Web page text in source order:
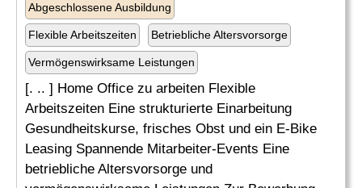
Abgeschlossene Ausbildung
Flexible Arbeitszeiten Betriebliche Altersvorsorge
Vermögenswirksame Leistungen
[. .. ] Home Office zu arbeiten Flexible
Arbeitszeiten Eine strukturierte Einarbeitung
Gesundheitskurse, frisches Obst und ein E-Bike
Leasing Spannende Mitarbeiter-Events Eine
betriebliche Altersvorsorge und